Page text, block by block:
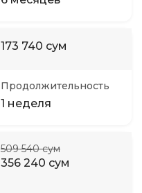
173 740 сум
Продолжительность
1 неделя
509 540 сум
356 240 сум